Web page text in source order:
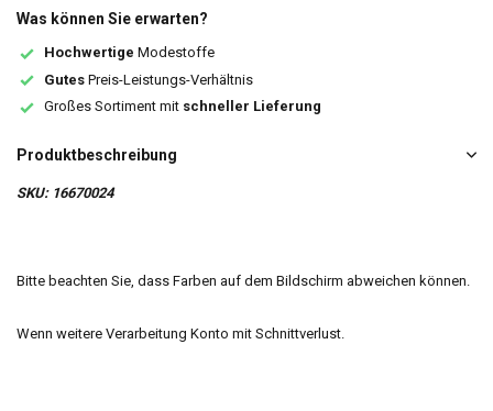
Was können Sie erwarten?
Hochwertige Modestoffe
Gutes Preis-Leistungs-Verhältnis
Großes Sortiment mit schneller Lieferung
Produktbeschreibung
SKU: 16670024
Bitte beachten Sie, dass Farben auf dem Bildschirm abweichen können.
Wenn weitere Verarbeitung Konto mit Schnittverlust.